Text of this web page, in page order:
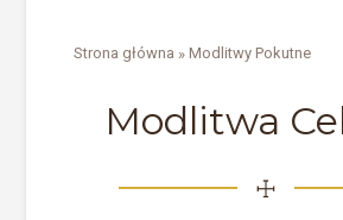
Strona główna »Modlitwy Pokutne
Modlitwa
☩